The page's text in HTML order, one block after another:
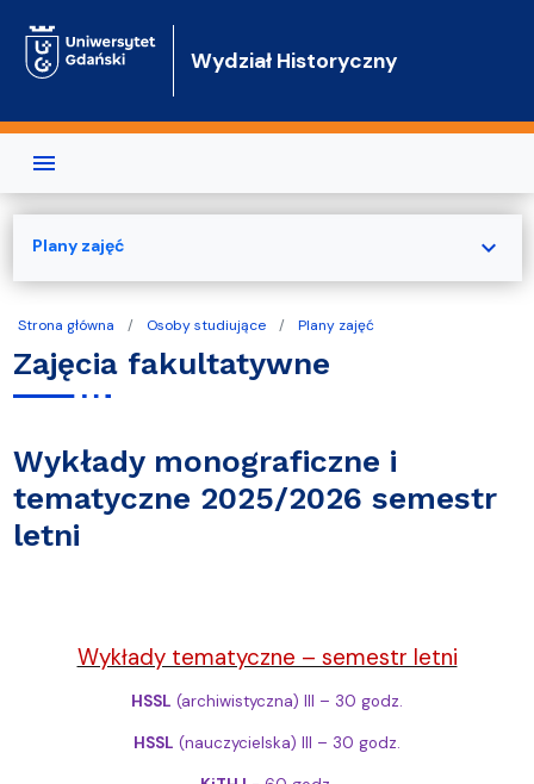
Wydział Historyczny
Strona główna Osoby studiujące Plany zajęć
Zajęcia fakultatywne
Wykłady monograficzne i
tematyczne 2025/2026 semestr
letni
Wykłady tematyczne – semestr letni
HSSL (archiwistyczna) III – 30 godz.
HSSL (nauczycielska) III – 30 godz.
Plany zajęć expand_more